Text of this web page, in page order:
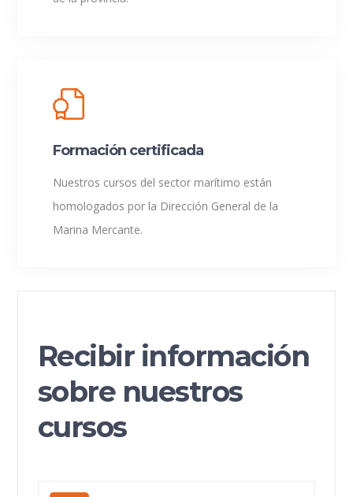
Formación certificada
Nuestros cursos del sector marítimo están
homologados por la Dirección General de la
Marina Mercante.
Recibir información
sobre nuestros
cursos